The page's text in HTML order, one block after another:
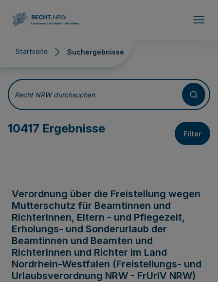
Startseite Suchergebnisse
Suchergebnisse
Recht NRW durchsuchen
10417 Ergebnisse Filter
Verordnung über die Freistellung wegen
Mutterschutz für Beamtinnen und
Richterinnen, Eltern - und Pflegezeit,
Erholungs- und Sonderurlaub der
Beamtinnen und Beamten und
Richterinnen und Richter im Land
Nordrhein-Westfalen (Freistellungs- und
Urlaubsverordnung NRW - FrUrlV NRW)